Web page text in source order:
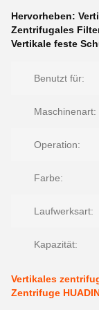
Hervorheben:
Zentrifugales
Vertikale feste
Benutzt für:
Maschinenart:
Operation:
Farbe:
Laufwerksart:
Kapazität:
Vertikales
Zentrifuge